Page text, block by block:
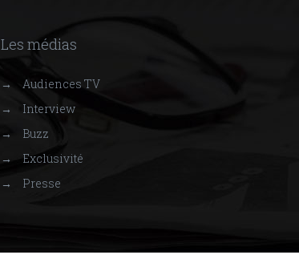
Les médias
→
Audiences TV
→
Interview
→
Buzz
→
Exclusivité
→
Presse